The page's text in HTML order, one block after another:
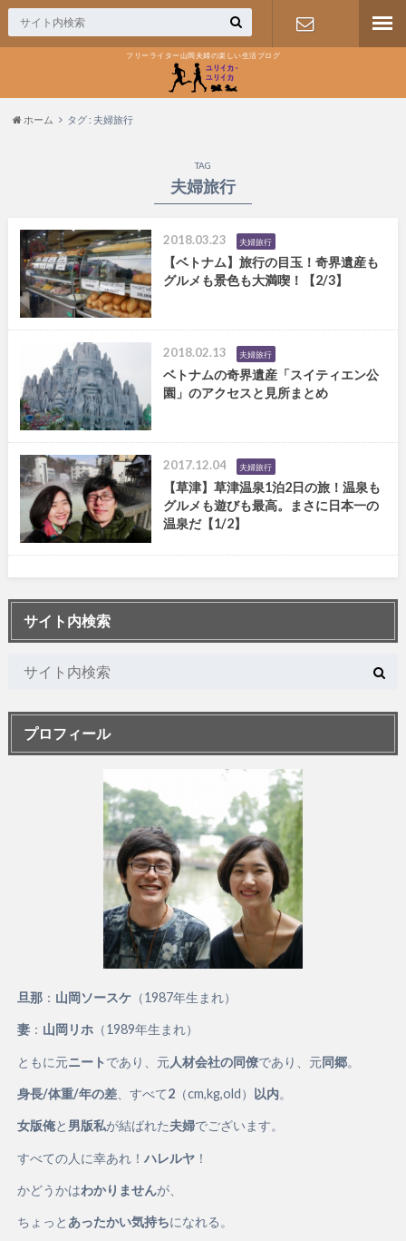
フリーライター山岡夫婦の楽しい生活ブログ
ホーム タグ : 夫婦旅行
TAG
夫婦旅行
2018.03.23 夫婦旅行
【ベトナム】旅行の目玉！奇界遺産も
グルメも景色も大満喫！【2/3】
2018.02.13 夫婦旅行
ベトナムの奇界遺産「スイティエン公
園」のアクセスと見所まとめ
2017.12.04 夫婦旅行
【草津】草津温泉1泊2日の旅！温泉も
グルメも遊びも最高。まさに日本一の
温泉だ【1/2】
サイト内検索
プロフィール
旦那： 山岡ソースケ（1987年生まれ）
妻： 山岡リホ（1989年生まれ）
ともに元ニート であり、元人材会社の同僚であり、元同郷。
身長/体重/年の差、すべて2（cm,kg,old） 以内。
女版俺と 男版私が結ばれた夫婦でございます。
すべての人に幸あれ！ ハレルヤ！
かどうかはわかりませんが、
ちょっとあったかい気持ちになれる。